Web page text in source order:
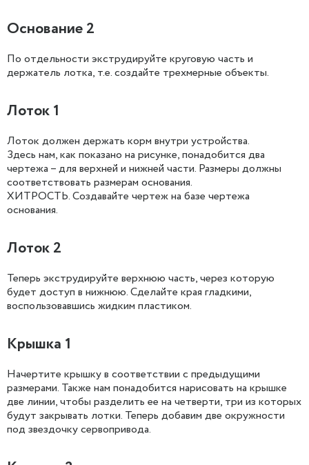
Основание 2
По отдельности экструдируйте круговую часть и
держатель лотка, т.е. создайте трехмерные объекты.
Лоток 1
Лоток должен держать корм внутри устройства.
Здесь нам, как показано на рисунке, понадобится два
чертежа – для верхней и нижней части. Размеры должны
соответствовать размерам основания.
ХИТРОСТЬ. Создавайте чертеж на базе чертежа
основания.
Лоток 2
Теперь экструдируйте верхнюю часть, через которую
будет доступ в нижнюю. Сделайте края гладкими,
воспользовавшись жидким пластиком.
Крышка 1
Начертите крышку в соответствии с предыдущими
размерами. Также нам понадобится нарисовать на крышке
две линии, чтобы разделить ее на четверти, три из которых
будут закрывать лотки. Теперь добавим две окружности
под звездочку сервопривода.